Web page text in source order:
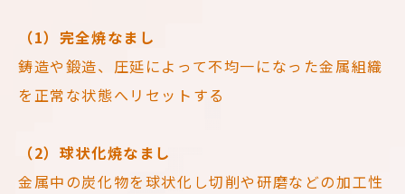
（1）完全焼なまし
鋳造や鍛造、圧延によって不均一になった金属組織
を正常な状態へリセットする
（2）球状化焼なまし
金属中の炭化物を球状化し切削や研磨などの加工性